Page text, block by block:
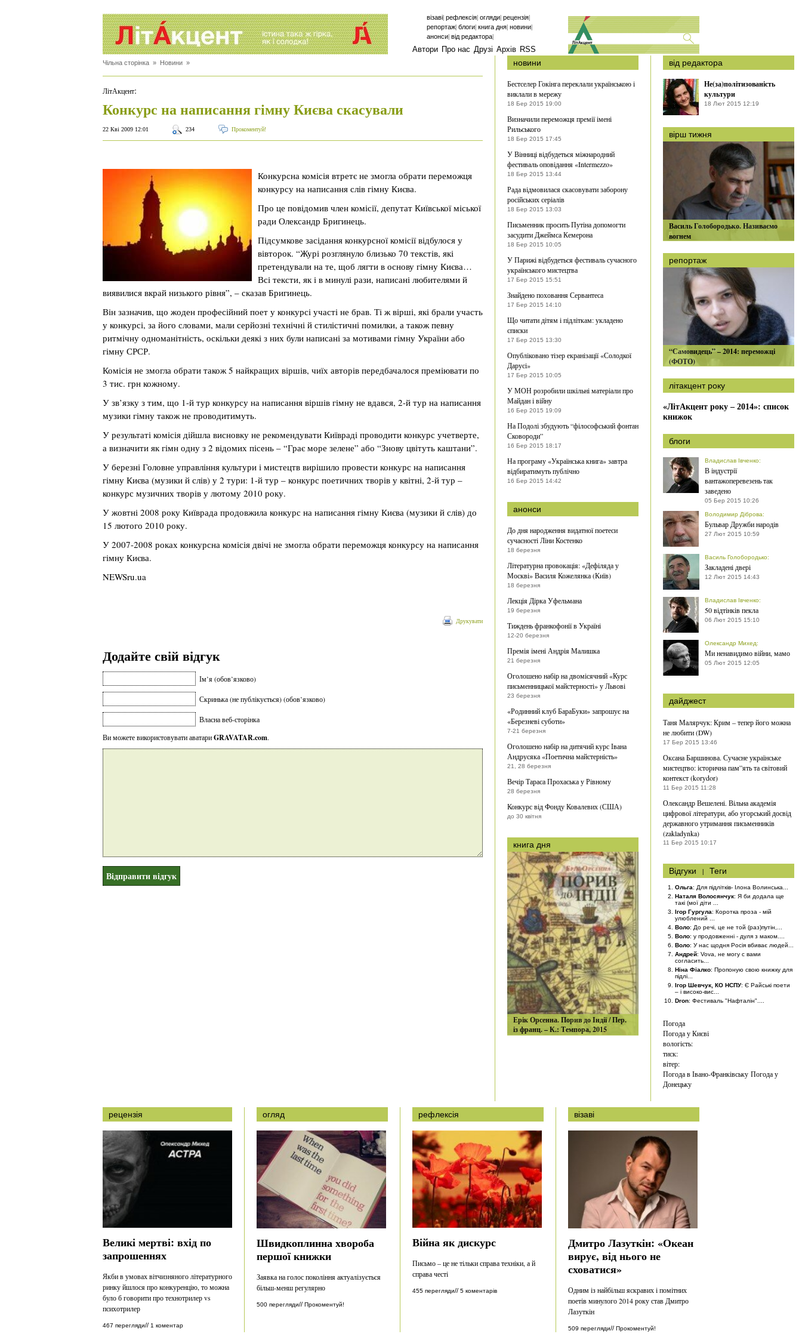
візаві| рефлексія| огляди| рецензія|
репортаж| блоги| книга дня| новини|
анонси| від редактора|
Автори Про нас Друзі Архів RSS
Чільна сторінка » Новини »
ЛітАкцент:
Конкурс на написання гімну Києва скасували
22 Кві 2009 12:01 234 Прокоментуй!
Конкурсна комісія втретє не змогла обрати переможця
конкурсу на написання слів гімну Києва.
Про це повідомив член комісії, депутат Київської міської
ради Олександр Бригинець.
Підсумкове засідання конкурсної комісії відбулося у
вівторок. “Журі розглянуло близько 70 текстів, які
претендували на те, щоб лягти в основу гімну Києва…
Всі тексти, як і в минулі рази, написані любителями й
виявилися вкрай низького рівня”, – сказав Бригинець.
Він зазначив, що жоден професійний поет у конкурсі участі не брав. Ті ж вірші, які брали участь
у конкурсі, за його словами, мали серйозні технічні й стилістичні помилки, а також певну
ритмічну одноманітність, оскільки деякі з них були написані за мотивами гімну України або
гімну СРСР.
Комісія не змогла обрати також 5 найкращих віршів, чиїх авторів передбачалося преміювати по
3 тис. грн кожному.
У зв’язку з тим, що 1-й тур конкурсу на написання віршів гімну не вдався, 2-й тур на написання
музики гімну також не проводитимуть.
У результаті комісія дійшла висновку не рекомендувати Київраді проводити конкурс учетверте,
а визначити як гімн одну з 2 відомих пісень – “Грає море зелене” або “Знову цвітуть каштани”.
У березні Головне управління культури і мистецтв вирішило провести конкурс на написання
гімну Києва (музики й слів) у 2 тури: 1-й тур – конкурс поетичних творів у квітні, 2-й тур –
конкурс музичних творів у лютому 2010 року.
У жовтні 2008 року Київрада продовжила конкурс на написання гімну Києва (музики й слів) до
15 лютого 2010 року.
У 2007-2008 роках конкурсна комісія двічі не змогла обрати переможця конкурсу на написання
гімну Києва.
NEWSru.ua
Друкувати
Додайте свій відгук
Ім’я (обов’язково)
Скринька (не публікується) (обов’язково)
Власна веб-сторінка
Ви можете використовувати аватариGRAVATAR.com.
новини
Бестселер Гокінга переклали українською і
виклали в мережу
18 Бер 2015 19:00
Визначили переможця премії імені
Рильського
18 Бер 2015 17:45
У Вінниці відбудеться міжнародний
фестиваль оповідання «Intermezzo»
18 Бер 2015 13:44
Рада відмовилася скасовувати заборону
російських серіалів
18 Бер 2015 13:03
Письменник просить Путіна допомогти
засудити Джеймса Кемерона
18 Бер 2015 10:05
У Парижі відбудеться фестиваль сучасного
українського мистецтва
17 Бер 2015 15:51
Знайдено поховання Сервантеса
17 Бер 2015 14:10
Що читати дітям і підліткам: укладено
списки
17 Бер 2015 13:30
Опубліковано тізер екранізації «Солодкої
Дарусі»
17 Бер 2015 10:05
У МОН розробили шкільні матеріали про
Майдан і війну
16 Бер 2015 19:09
На Подолі збудують “філософський фонтан
Сковороди”
16 Бер 2015 18:17
На програму «Українська книга» завтра
відбиратимуть публічно
16 Бер 2015 14:42
анонси
До дня народження видатної поетеси
сучасності Ліни Костенко
18 березня
Літературна провокація: «Дефіляда у
Москві» Василя Кожелянка (Київ)
18 березня
Лекція Дірка Уфельмана
19 березня
Тиждень франкофонії в Україні
12-20 березня
Премія імені Андрія Малишка
21 березня
Оголошено набір на двомісячний «Курс
письменницької майстерності» у Львові
23 березня
«Родинний клуб БараБуки» запрошує на
«Березневі суботи»
7-21 березня
Оголошено набір на дитячий курс Івана
Андрусяка «Поетична майстерність»
21, 28 березня
Вечір Тараса Прохаська у Рівному
28 березня
Конкурс від Фонду Ковалевих (США)
до 30 квітня
книга дня
Ерік Орсенна. Порив до Індії / Пер.
із франц. – К.: Темпора, 2015
від редактора
Не(за)політизованість
культури
18 Лют 2015 12:19
вірш тижня
Василь Голобородько. Називаємо
вогнем
репортаж
“Самовидець” – 2014: переможці
(ФОТО)
літакцент року
«ЛітАкцент року – 2014»: список
книжок
блоги
Владислав Івченко:
В індустрії
вантажоперевезень так
заведено
05 Бер 2015 10:26
Володимир Діброва:
Бульвар Дружби народів
27 Лют 2015 10:59
Василь Голобородько:
Закладені двері
12 Лют 2015 14:43
Владислав Івченко:
50 відтінків пекла
06 Лют 2015 15:10
Олександр Михед:
Ми ненавидимо війни, мамо
05 Лют 2015 12:05
дайджест
Таня Малярчук: Крим – тепер його можна
не любити (DW)
17 Бер 2015 13:46
Оксана Баршинова. Сучасне українське
мистецтво: історична пам”ять та світовий
контекст (korydor)
11 Бер 2015 11:28
Олександр Вешелені. Вільна академія
цифрової літератури, або угорський досвід
державного утримання письменників
(zakladynka)
11 Бер 2015 10:17
Відгуки | Теги
Ольга: Для підлітків- Ілона Волинська...
Наталя Волосянчук: Я би додала ще
такі (мої діти ...
Ігор Гургула: Коротка проза - мій
улюблений ...
Воло: До речі, це не той (раз)путін,...
Воло: у продовженні - дуля з маком....
Воло: У нас щодня Росія вбиває людей...
Андрей: Vova, не могу с вами
согласить...
Ніна Фіалко: Пропоную свою книжку для
підлі...
Ігор Шевчук, КО НСПУ: Є Райські поети
– і високо-вис...
Dron: Фестиваль "Нафталін"....
Погода
Погода уКиєві
вологість:
тиск:
вітер:
Погода в Івано-Франківську Погода у
Донецьку
рецензія
Великі мертві: вхід по
запрошеннях
Якби в умовах вітчизняного літературного
ринку йшлося про конкуренцію, то можна
було б говорити про технотрилер vs
психотрилер
467 перегляди// 1 коментар
огляд
Швидкоплинна хвороба
першої книжки
Заявка на голос покоління актуалізується
більш-менш регулярно
500 перегляди// Прокоментуй!
рефлексія
Війна як дискурс
Письмо – це не тільки справа техніки, а й
справа честі
455 перегляди// 5 коментарів
візаві
Дмитро Лазуткін: «Океан
вирує, від нього не
сховатися»
Одним із найбільш яскравих і помітних
поетів минулого 2014 року став Дмитро
Лазуткін
509 перегляди// Прокоментуй!